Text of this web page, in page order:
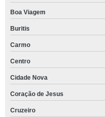
Boa Viagem
Buritis
Carmo
Centro
Cidade Nova
Coração de Jesus
Cruzeiro